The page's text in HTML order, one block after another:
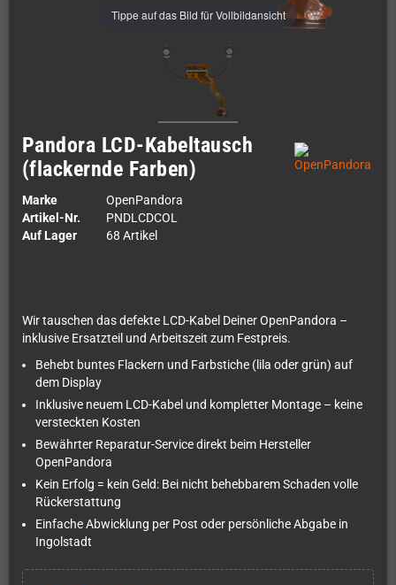
Tippe auf das Bild für Vollbildansicht
Pandora LCD-Kabeltausch
(flackernde Farben)
Marke
OpenPandora
Artikel-Nr.
PNDLCDCOL
Auf Lager
68 Artikel
Wir tauschen das defekte LCD-Kabel Deiner OpenPandora –
inklusive Ersatzteil und Arbeitszeit zum Festpreis.
Behebt buntes Flackern und Farbstiche (lila oder grün) auf
dem Display
Inklusive neuem LCD-Kabel und kompletter Montage – keine
versteckten Kosten
Bewährter Reparatur-Service direkt beim Hersteller
OpenPandora
Kein Erfolg = kein Geld: Bei nicht behebbarem Schaden volle
Rückerstattung
Einfache Abwicklung per Post oder persönliche Abgabe in
Ingolstadt